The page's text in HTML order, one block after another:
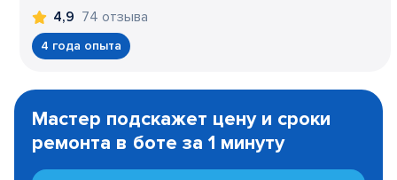
4,9 74 отзыва
4 года опыта
1
Мастер подскажет цену и сроки
ремонта в боте за 1 минуту